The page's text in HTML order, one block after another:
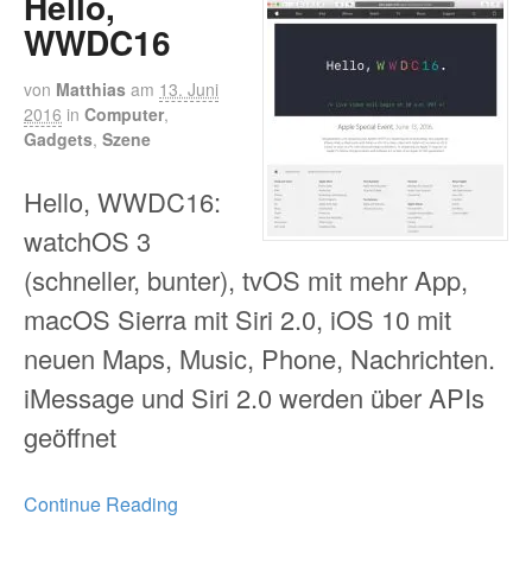
WWDC16
von Matthias am 13. Juni
2016 in Computer,
Gadgets, Szene
Hello, WWDC16:
watchOS 3
(schneller, bunter), tvOS mit mehr App,
macOS Sierra mit Siri 2.0, iOS 10 mit
neuen Maps, Music, Phone, Nachrichten.
iMessage und Siri 2.0 werden über APIs
geöffnet
Continue Reading